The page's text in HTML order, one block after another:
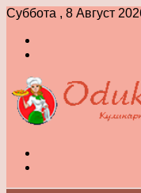
Суббота , 8 Август